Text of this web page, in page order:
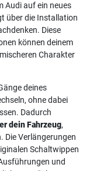
Audi auf ein neues
über die Installation
Diese
können deinem
Charakter
deines
ohne dabei
Dadurch
dein Fahrzeug,
Die Verlängerungen
Schaltwippen
und